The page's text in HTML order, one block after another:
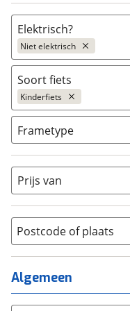
Elektrisch?
Niet elektrisch
Ja, E-bike (
Ja, High-speed (0)
Soort fiets
Kinderfiets
BMX / Freestyle fiets
Cruiserfiets
Jeugdfiets (10)
Kinderfiets (50)
Ligfiets (0)
Mountainbike
Overig (0)
Frametype
Dames (0)
Dames monotube
Heren (0)
Jongens
Lage instap (0)
Meisjes
Prijs van
Postcode of plaats
Algemeen